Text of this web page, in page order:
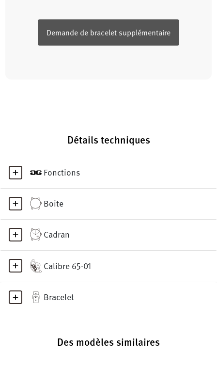
Demande de bracelet supplémentaire
Détails techniques
Fonctions
Boite
Cadran
Calibre 65-01
Bracelet
Des modèles similaires